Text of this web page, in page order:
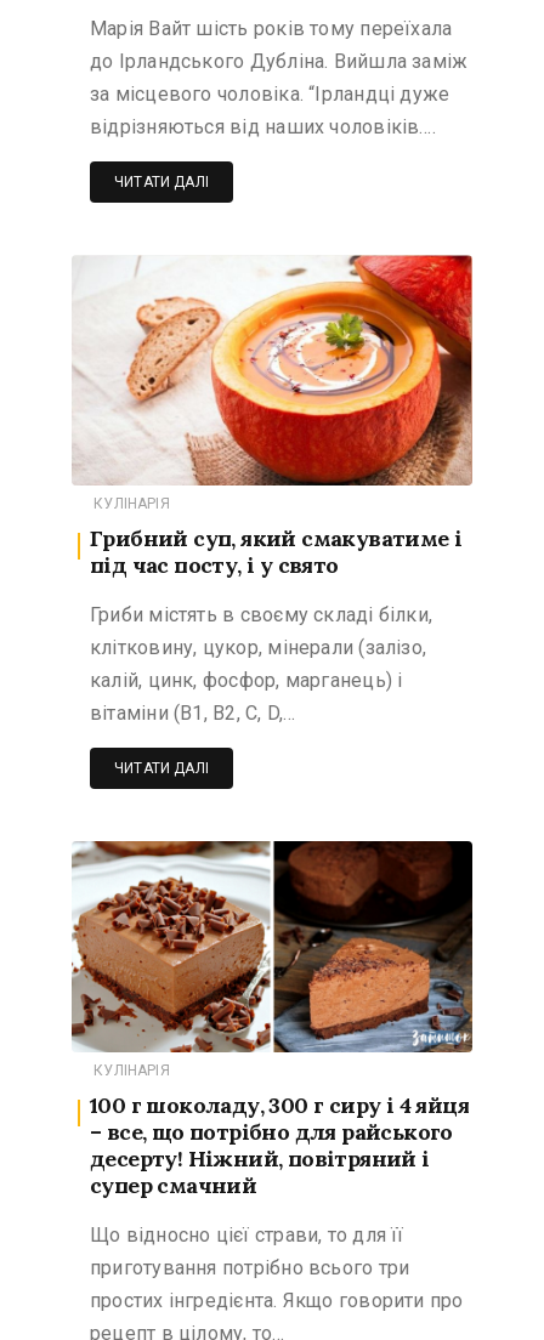
Марія Вайт шість років тому переїхала
до Ірландського Дубліна. Вийшла заміж
за місцевого чоловіка. “Ірландці дуже
відрізняються від наших чоловіків….
ЧИТАТИ ДАЛІ
КУЛІНАРІЯ
Грибний суп, який смакуватиме і
під час посту, і у свято
Гриби містять в своєму складі білки,
клітковину, цукор, мінерали (залізо,
калій, цинк, фосфор, марганець) і
вітаміни (B1, B2, C, D,…
ЧИТАТИ ДАЛІ
КУЛІНАРІЯ
100 г шоколаду, 300 г сиру і 4 яйця
– все, що потрібно для райського
десерту! Ніжний, повітряний і
супер смачний
Що відносно цієї страви, то для її
приготування потрібно всього три
простих інгредієнта. Якщо говорити про
рецепт в цілому, то…